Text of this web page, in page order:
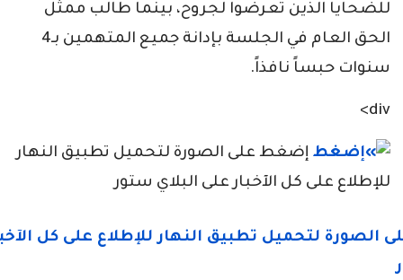
للضحايا الذين تعرضوا لجروح، بينما طالب ممثل
الحق العام في الجلسة بإدانة جميع المتهمين بـ4
سنوات حبساً نافذاً.
div>
إضغط على الصورة لتحميل تطبيق النهار
للإطلاع على كل الآخبار على البلاي ستور